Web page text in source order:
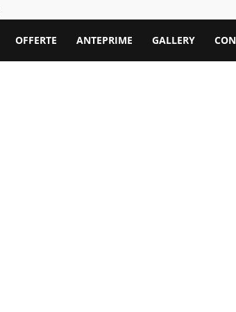
OFFERTE ANTEPRIME GALLERY